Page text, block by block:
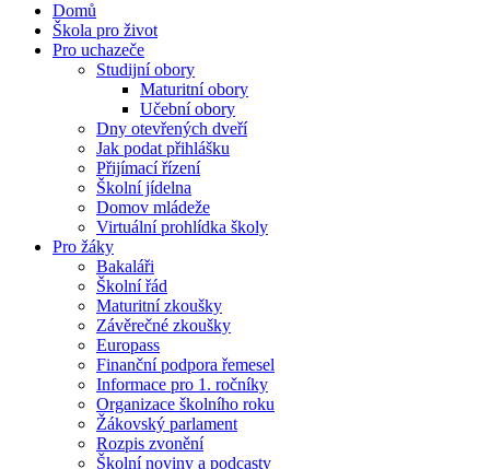
Domů
Škola pro život
Pro uchazeče
Studijní obory
Maturitní obory
Učební obory
Dny otevřených dveří
Jak podat přihlášku
Přijímací řízení
Školní jídelna
Domov mládeže
Virtuální prohlídka školy
Pro žáky
Bakaláři
Školní řád
Maturitní zkoušky
Závěrečné zkoušky
Europass
Finanční podpora řemesel
Informace pro 1. ročníky
Organizace školního roku
Žákovský parlament
Rozpis zvonění
Školní noviny a podcasty